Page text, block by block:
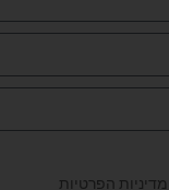
מדיניות הפרטיות